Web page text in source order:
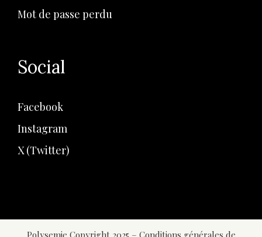
Mot de passe perdu
Social
Facebook
Instagram
X (Twitter)
Polysemie Copyright 2025 – Conditions générales de